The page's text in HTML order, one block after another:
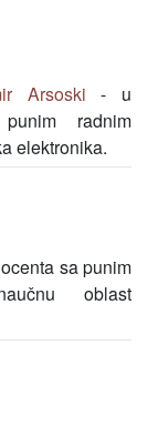
Arsoski - u
radnim
elektronika.
sa punim
oblast